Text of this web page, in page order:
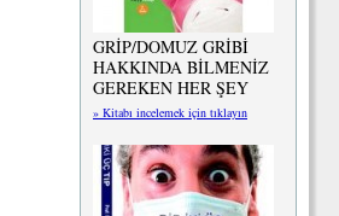
GRİP/DOMUZ GRİBİ
HAKKINDA BİLMENİZ
GEREKEN HER ŞEY
» Kitabı incelemek için tıklayın